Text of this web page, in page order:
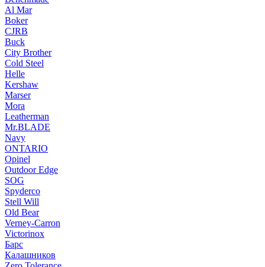
Al Mar
Boker
CJRB
Buck
City Brother
Cold Steel
Helle
Kershaw
Marser
Mora
Leatherman
Mr.BLADE
Navy
ONTARIO
Opinel
Outdoor Edge
SOG
Spyderco
Stell Will
Old Bear
Verney-Carron
Victorinox
Барс
Калашников